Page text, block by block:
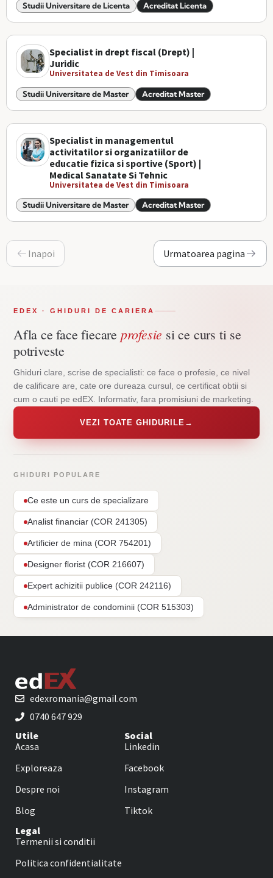
Studii Universitare de Licenta Acreditat Licenta
Specialist in drept fiscal (Drept) |
Juridic
Universitatea de Vest din Timisoara
Studii Universitare de Master Acreditat Master
Specialist in managementul
activitatilor si organizatiilor de
educatie fizica si sportive (Sport) |
Medical Sanatate Si Tehnic
Universitatea de Vest din Timisoara
Studii Universitare de Master Acreditat Master
Inapoi Urmatoarea pagina
EDEX · GHIDURI DE CARIERA
Afla ce face fiecare profesie si ce curs ti se
potriveste
Ghiduri clare, scrise de specialisti: ce face o profesie, ce nivel
de calificare are, cate ore dureaza cursul, ce certificat obtii si
cum o cauti pe edEX. Informativ, fara promisiuni de marketing.
VEZI TOATE GHIDURILE →
GHIDURI POPULARE
Ce este un curs de specializare
Analist financiar (COR 241305)
Artificier de mina (COR 754201)
Designer florist (COR 216607)
Expert achizitii publice (COR 242116)
Administrator de condominii (COR 515303)
edexromania@gmail.com
0740 647 929
Utile
Acasa
Exploreaza
Despre noi
Blog
Social
Linkedin
Facebook
Instagram
Tiktok
Legal
Termenii si conditii
Politica confidentialitate